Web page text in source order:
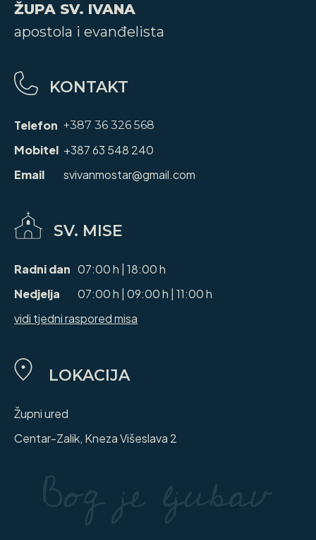
ŽUPA SV. IVANA
apostola i evanđelista
KONTAKT
Telefon +387 36 326 568
Mobitel +387 63 548 240
Email
svivanmostar@gmail.com
SV. MISE
Radni dan 07:00 h | 18:00 h
Nedjelja
07:00 h | 09:00 h | 11:00 h
vidi tjedni raspored misa
LOKACIJA
Župni ured
Centar-Zalik, Kneza Višeslava 2